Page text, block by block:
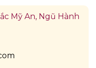
Mỹ An, Ngũ Hành